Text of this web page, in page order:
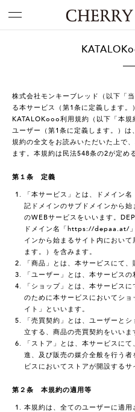
株式会社モンキーブレッド（以下「
る本サービス（第1条に定義します。
KATALOKooo利用規約（以下「本規
ユーザー（第1条に定義します。）
規約の全文をお読みいただいた上で
ます。本規約は民法548条の2が定め
第１条 定義
「本サービス」とは、ドメイ
記ドメインのサブドメインから
のWEBサービスをいいます。
ドメイン名「https://depaa.at/
インから始まるサイト内におい
ます。）を含みます。
「商品」とは、本サービスにて
「ユーザー」とは、本サービスの
「ショップ」とは、本サービス
のために本サービスにおいてシ
イト」といいます。
「売買契約」とは、ユーザーと
立する、商品の売買契約をいいま
「ストア」とは、本サービスに
進、及び販売の媒介全般を行う
ビスにおいてストアが開設する
第２条 本規約の適用等
本規約は、全てのユーザーに適用